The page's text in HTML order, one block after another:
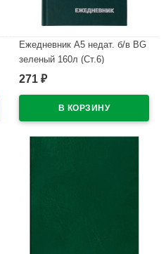
Ежедневник А5 недат. б/в BG
зеленый 160л (Ст.6)
В наличии
271 ₽